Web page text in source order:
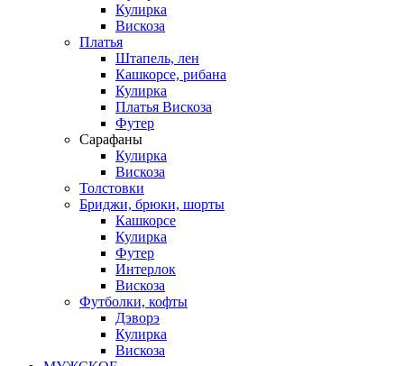
Кулирка
Вискоза
Платья
Штапель, лен
Кашкорсе, рибана
Кулирка
Платья Вискоза
Футер
Сарафаны
Кулирка
Вискоза
Толстовки
Бриджи, брюки, шорты
Кашкорсе
Кулирка
Футер
Интерлок
Вискоза
Футболки, кофты
Дэворэ
Кулирка
Вискоза